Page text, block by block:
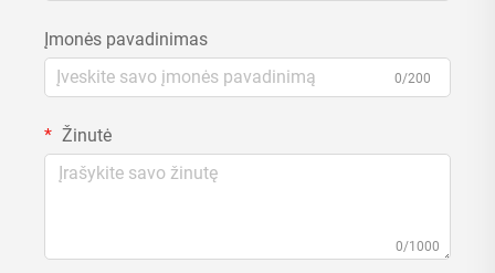
Įmonės pavadinimas
0/200
Žinutė
0/1000